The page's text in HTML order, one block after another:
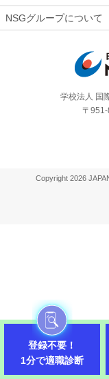
登録不要！
1分で適職診断
NSGグループについて
学校法人 国
〒
Copyright 2026